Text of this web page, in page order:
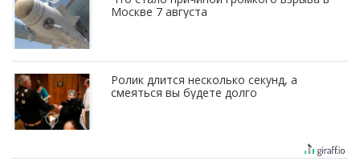
Москве 7 августа
Ролик длится несколько секунд, а
смеяться вы будете долго